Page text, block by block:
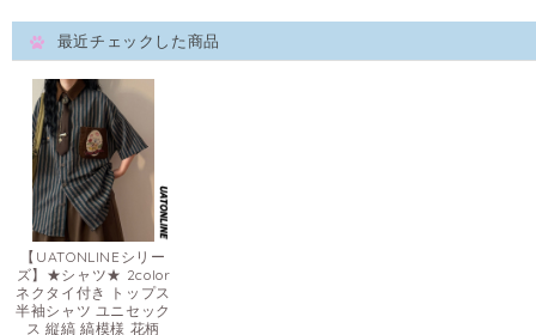
最近チェックした商品
【UATONLINEシリー
ズ】★シャツ★ 2color
ネクタイ付き トップス
半袖シャツ ユニセック
ス 縦縞 縞模様 花柄